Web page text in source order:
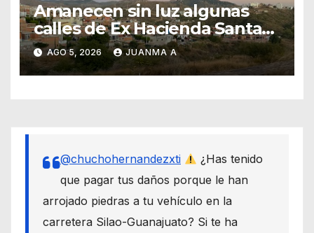
Amanecen sin luz algunas
calles de Ex Hacienda Santa
Teresa
AGO 5, 2026 JUANMA A
@chuchohernandezxti
¿Has tenido
que pagar tus daños porque le han
arrojado piedras a tu vehículo en la
carretera Silao-Guanajuato? Si te ha